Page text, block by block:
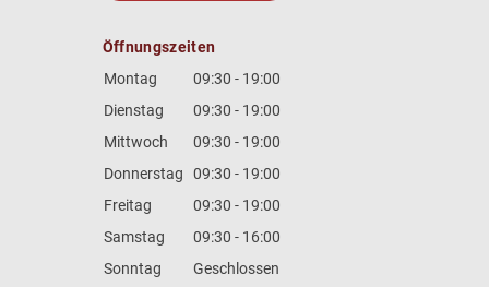
Öffnungszeiten
Montag
09:30 - 19:00
Dienstag
09:30 - 19:00
Mittwoch
09:30 - 19:00
Donnerstag
09:30 - 19:00
Freitag
09:30 - 19:00
Samstag
09:30 - 16:00
Sonntag
Geschlossen